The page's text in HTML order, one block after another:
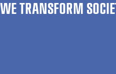
WE TRANSFORM